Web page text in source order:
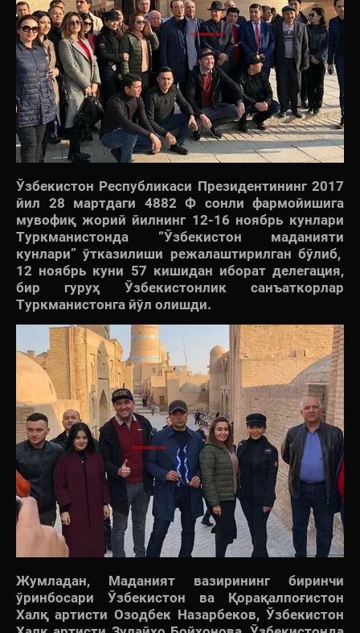
Ўзбекистон Республикаси Президентининг 2017
йил 28 мартдаги 4882 Ф сонли фармойишига
мувофиқ жорий йилнинг 12-16 ноябрь кунлари
Туркманистонда “Ўзбекистон маданияти
кунлари” ўтказилиши режалаштирилган бўлиб,
12 ноябрь куни 57 кишидан иборат делегация,
бир гуруҳ Ўзбекистонлик санъаткорлар
Туркманистонга йўл олишди.
Жумладан, Маданият вазирининг биринчи
ўринбосари Ўзбекистон ва Қорақалпоғистон
Халқ артисти Озодбек Назарбеков, Ўзбекистон